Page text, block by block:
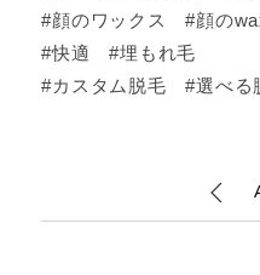
#顔のワックス #顔の
#快適 #埋もれ毛
#カスタム脱毛 #選べる